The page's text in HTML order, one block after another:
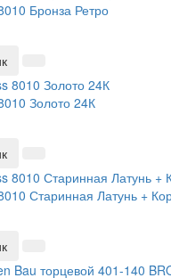
Бронза Ретро
Золото 24К
Старинная Латунь +